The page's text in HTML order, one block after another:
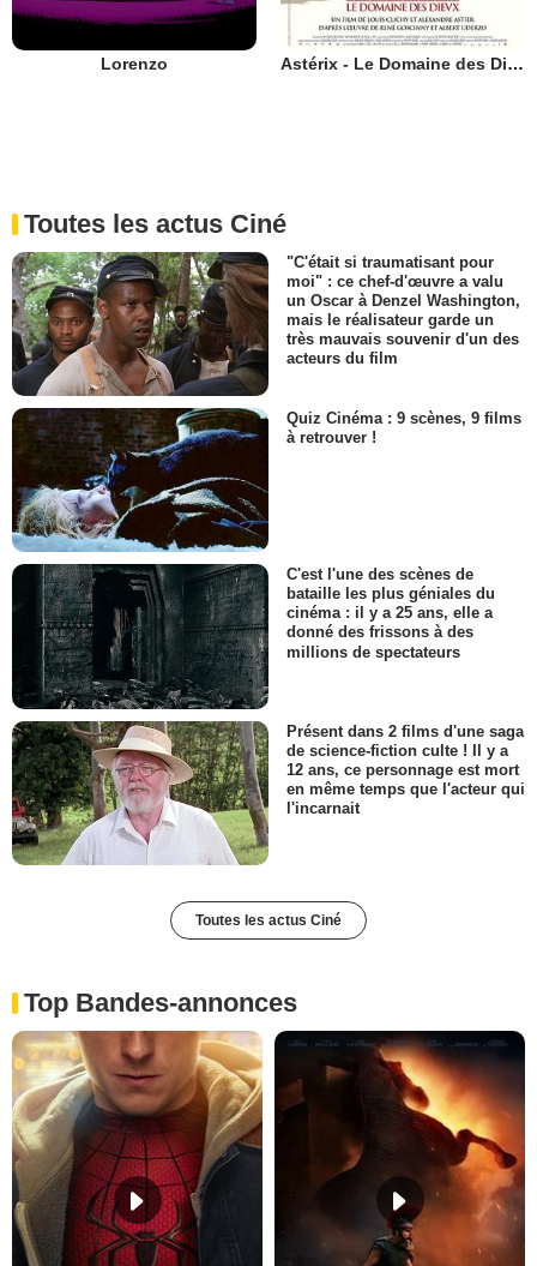
Lorenzo Astérix - Le Domaine des Dieux
Toutes les actus Ciné
"C'était si traumatisant pour
moi" : ce chef-d'œuvre a valu
un Oscar à Denzel Washington,
mais le réalisateur garde un
très mauvais souvenir d'un des
acteurs du film
Quiz Cinéma : 9 scènes, 9 films
à retrouver !
C'est l'une des scènes de
bataille les plus géniales du
cinéma : il y a 25 ans, elle a
donné des frissons à des
millions de spectateurs
Présent dans 2 films d'une saga
de science-fiction culte ! Il y a
12 ans, ce personnage est mort
en même temps que l'acteur qui
l'incarnait
Toutes les actus Ciné
Top Bandes-annonces